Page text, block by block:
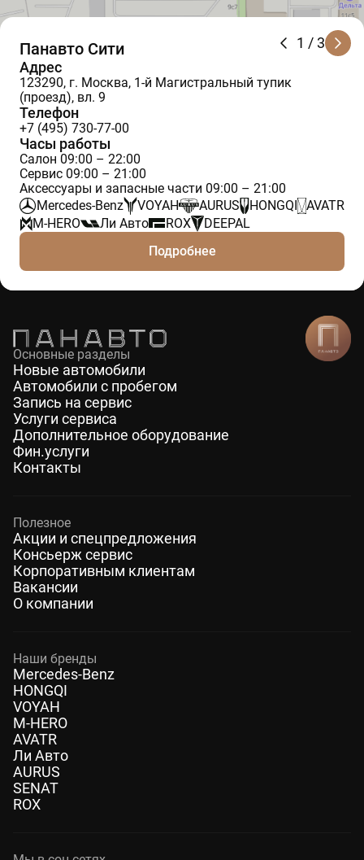
1 / 3
Панавто Сити
Адрес
123290, г. Москва, 1-й Магистральный тупик
(проезд), вл. 9
Телефон
+7 (495) 730-77-00
Часы работы
Салон 09:00 – 22:00
Сервис 09:00 – 21:00
Аксессуары и запасные части 09:00 – 21:00
Mercedes-Benz
VOYAH AURUS HONGQI
AVATR
M-HERO
Ли Авто ROX
DEEPAL
Подробнее
Основные разделы
Новые автомобили
Автомобили с пробегом
Запись на сервис
Услуги сервиса
Дополнительное оборудование
Фин.услуги
Контакты
Полезное
Акции и спецпредложения
Консьерж сервис
Корпоративным клиентам
Вакансии
О компании
Наши бренды
Mercedes-Benz
HONGQI
VOYAH
M-HERO
AVATR
Ли Авто
AURUS
SENAT
ROX